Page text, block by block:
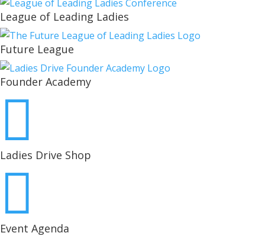
League of Leading Ladies
Future League
Founder Academy

Ladies Drive Shop

Event Agenda